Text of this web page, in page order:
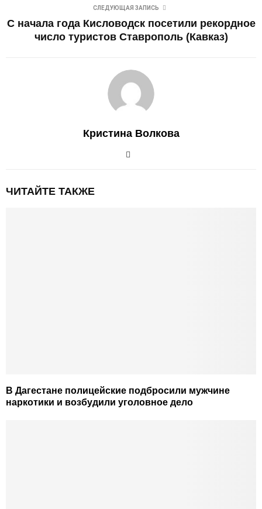
СЛЕДУЮЩАЯ ЗАПИСЬ
С начала года Кисловодск посетили рекордное
число туристов Ставрополь (Кавказ)
Кристина Волкова
ЧИТАЙТЕ ТАКЖЕ
В Дагестане полицейские подбросили мужчине
наркотики и возбудили уголовное дело